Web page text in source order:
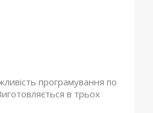
програмування по
в трьох